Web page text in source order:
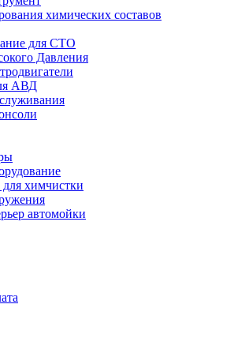
химических составов
для СТО
Давления
АВД
химчистки
автомойки